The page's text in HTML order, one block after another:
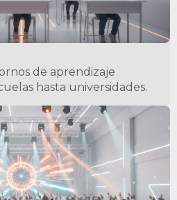
de aprendizaje
hasta universidades.